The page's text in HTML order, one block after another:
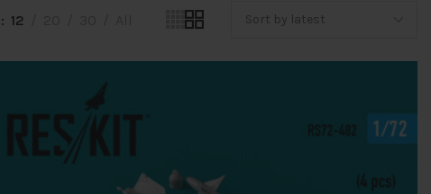
12